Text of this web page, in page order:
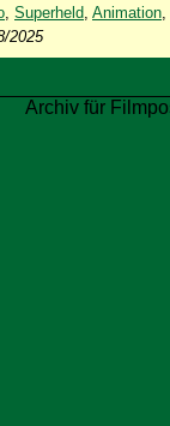
, Superheld, Animation,
2025
Archiv für